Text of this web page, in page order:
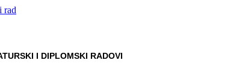
I DIPLOMSKI RADOVI